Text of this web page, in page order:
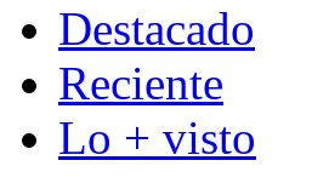
Destacado
Reciente
Lo + visto